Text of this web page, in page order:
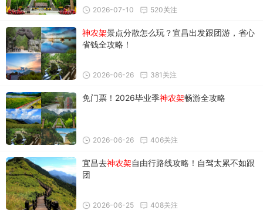
520关注
2026-07-10
神农架景点分散怎么玩？宜昌出发跟团游，省心
省钱全攻略！
381关注
2026-06-26
免门票！2026毕业季神农架畅游全攻略
406关注
2026-06-26
宜昌去神农架自由行路线攻略！自驾太累不如跟
团
408关注
2026-06-25